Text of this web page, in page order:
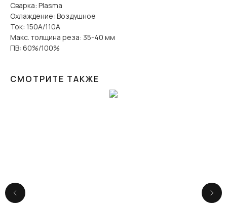
Сварка: Plasma
Охлаждение: Воздушное
Ток: 150A/110A
Макс. толщина реза: 35-40 мм
ПВ: 60%/100%
СМОТРИТЕ ТАКЖЕ